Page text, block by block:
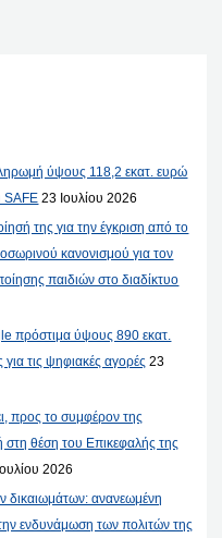
ύψους 118,2 εκατ. ευρώ
SAFE 23 Ιουλίου 2026
της για την έγκριση από το
κανονισμού για τον
παιδιών στο διαδίκτυο
πρόστιμα ύψους 890 εκατ.
τις ψηφιακές αγορές 23
προς το συμφέρον της
στη θέση του Επικεφαλής της
2026
δικαιωμάτων: ανανεωμένη
ενδυνάμωση των πολιτών της